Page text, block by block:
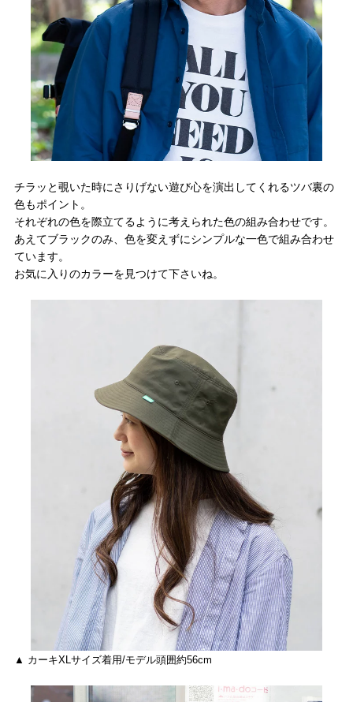
チラッと覗いた時にさりげない遊び心を演出してくれるツバ裏の
色もポイント。
それぞれの色を際立てるように考えられた色の組み合わせです。
あえてブラックのみ、色を変えずにシンプルな一色で組み合わせ
ています。
お気に入りのカラーを見つけて下さいね。
▲ カーキXLサイズ着用/モデル頭囲約56cm